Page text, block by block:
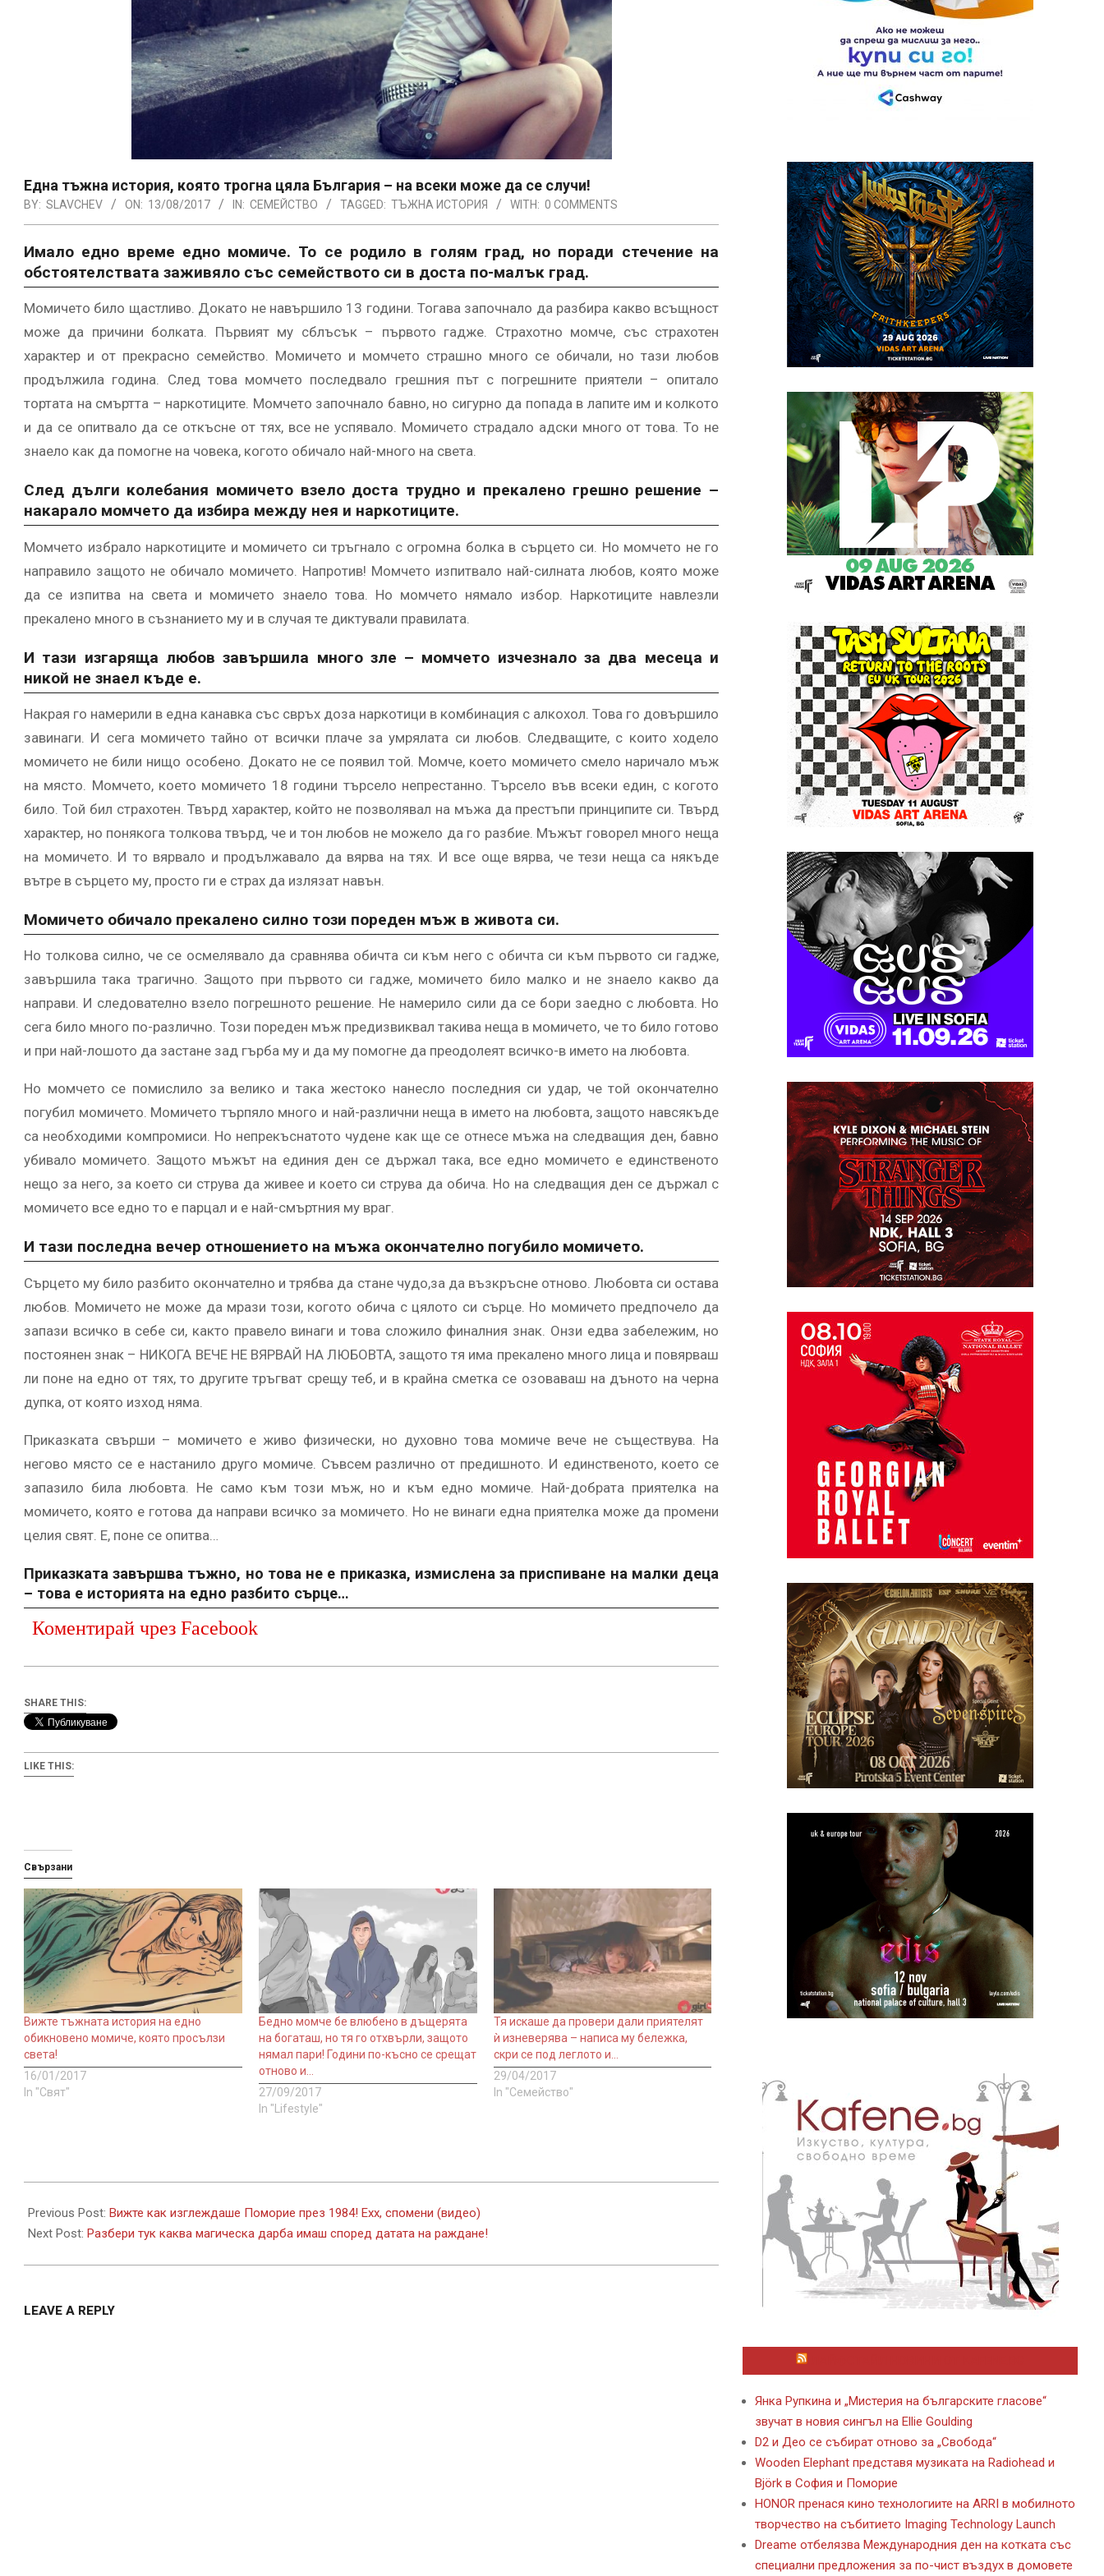
Една тъжна история, която трогна цяла България – на всеки може да се случи!
BY: SLAVCHEV ON: 13/08/2017 IN: СЕМЕЙСТВО TAGGED: ТЪЖНА ИСТОРИЯ WITH: 0 COMMENTS
Имало едно време едно момиче. То се родило в голям град, но поради стечение на
обстоятелствата заживяло със семейството си в доста по-малък град.
Момичето било щастливо. Докато не навършило 13 години. Тогава започнало да разбира какво всъщност
може да причини болката. Първият му сблъсък – първото гадже. Страхотно момче, със страхотен
характер и от прекрасно семейство. Момичето и момчето страшно много се обичали, но тази любов
продължила година. След това момчето последвало грешния път с погрешните приятели – опитало
тортата на смъртта – наркотиците. Момчето започнало бавно, но сигурно да попада в лапите им и колкото
и да се опитвало да се откъсне от тях, все не успявало. Момичето страдало адски много от това. То не
знаело как да помогне на човека, когото обичало най-много на света.
След дълги колебания момичето взело доста трудно и прекалено грешно решение –
накарало момчето да избира между нея и наркотиците.
Момчето избрало наркотиците и момичето си тръгнало с огромна болка в сърцето си. Но момчето не го
направило защото не обичало момичето. Напротив! Момчето изпитвало най-силната любов, която може
да се изпитва на света и момичето знаело това. Но момчето нямало избор. Наркотиците навлезли
прекалено много в съзнанието му и в случая те диктували правилата.
И тази изгаряща любов завършила много зле – момчето изчезнало за два месеца и
никoй не знаел къде е.
Накрая го намерили в една канавка със свръх доза наркотици в комбинация с алкохол. Това го довършило
завинаги. И сега момичето тайно от всички плаче за умрялата си любов. Следващите, с които ходело
момичето не били нищо особено. Докато не се появил той. Момче, което момичето смело наричало мъж
на място. Момчето, което момичето 18 години търсело непрестанно. Търсело във всеки един, с когото
било. Той бил страхотен. Твърд характер, който не позволявал на мъжа да престъпи принципите си. Твърд
характер, но понякога толкова твърд, че и тон любов не можело да го разбие. Мъжът говорел много неща
на момичето. И то вярвало и продължавало да вярва на тях. И все още вярва, че тези неща са някъде
вътре в сърцето му, просто ги е страх да излязат навън.
Момичето обичало прекалено силно този пореден мъж в живота си.
Но толкова силно, че се осмелявало да сравнява обичта си към него с обичта си към първото си гадже,
завършила така трагично. Защото при първото си гадже, момичето било малко и не знаело какво да
направи. И следователно взело погрешното решение. Не намерило сили да се бори заедно с любовта. Но
сега било много по-различно. Този пореден мъж предизвиквал такива неща в момичето, че то било готово
и при най-лошото да застане зад гърба му и да му помогне да преодолеят всичко-в името на любовта.
Но момчето се помислило за велико и така жестоко нанесло последния си удар, че той окончателно
погубил момичето. Момичето търпяло много и най-различни неща в името на любовта, защото навсякъде
са необходими компромиси. Но непрекъснатото чудене как ще се отнесе мъжа на следващия ден, бавно
убивало момичето. Защото мъжът на единия ден се държал така, все едно момичето е единственото
нещо за него, за което си струва да живее и което си струва да обича. Но на следващия ден се държал с
момичето все едно то е парцал и е най-смъртния му враг.
И тази последна вечер отношението на мъжа окончателно погубило момичето.
Сърцето му било разбито окончателно и трябва да стане чудо,за да възкръсне отново. Любовта си остава
любов. Момичето не може да мрази този, когото обича с цялото си сърце. Но момичето предпочело да
запази всичко в себе си, както правело винаги и това сложило финалния знак. Онзи едва забележим, но
постоянен знак – НИКОГА ВЕЧЕ НЕ ВЯРВАЙ НА ЛЮБОВТА, защото тя има прекалено много лица и повярваш
ли поне на едно от тях, то другите тръгват срещу теб, и в крайна сметка се озоваваш на дъното на черна
дупка, от която изход няма.
Приказката свърши – момичето е живо физически, но духовно това момиче вече не съществува. На
негово място се е настанило друго момиче. Съвсем различно от предишното. И единственото, което се
запазило била любовта. Не само към този мъж, но и към едно момиче. Най-добрата приятелка на
момичето, която е готова да направи всичко за момичето. Но не винаги една приятелка може да промени
целия свят. Е, поне се опитва…
Приказката завършва тъжно, но това не е приказка, измислена за приспиване на малки деца
– това е историята на едно разбито сърце…
Коментирай чрез Facebook
SHARE THIS:
LIKE THIS:
Свързани
Вижте тъжната история на едно
обикновено момиче, която просълзи
света!
16/01/2017
In "Свят"
Бедно момче бе влюбено в дъщерята
на богаташ, но тя го отхвърли, защото
нямал пари! Години по-късно се срещат
отново и…
27/09/2017
In "Lifestyle"
Тя искаше да провери дали приятелят
ѝ изневерява – написа му бележка,
скри се под леглото и…
29/04/2017
In "Семейство"
08-
13
Previous Post: Вижте как изглеждаше Поморие през 1984! Ехх, спомени (видео)
Next Post: Разбери тук каква магическа дарба имаш според датата на раждане!
LEAVE A REPLY
Янка Рупкина и „Мистерия на българските гласове“
звучат в новия сингъл на Ellie Goulding
D2 и Део се събират отново за „Свобода“
Wooden Elephant представя музиката на Radiohead и
Björk в София и Поморие
HONOR пренася кино технологиите на ARRI в мобилното
творчество на събитието Imaging Technology Launch
Dreame отбелязва Международния ден на котката със
специални предложения за по-чист въздух в домовете